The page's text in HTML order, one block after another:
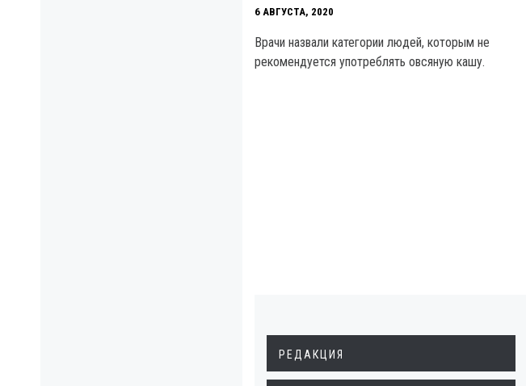
6 АВГУСТА, 2020
Врачи назвали категории людей, которым не
рекомендуется употреблять овсяную кашу.
РЕДАКЦИЯ